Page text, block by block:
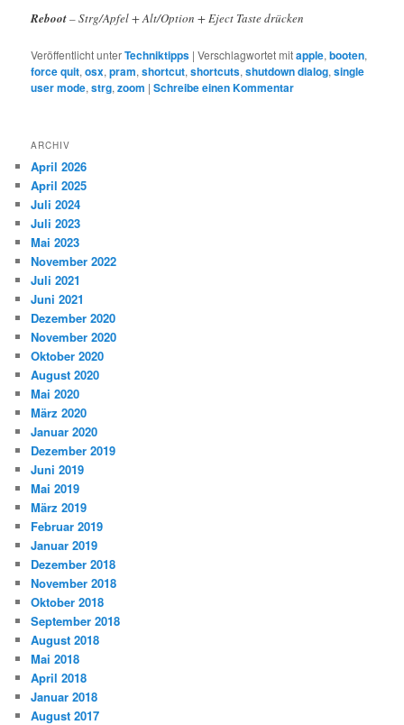
Reboot– Strg/Apfel + Alt/Option + Eject Taste drücken
Veröffentlicht unterTechniktipps |Verschlagwortet mitapple,booten,
force quit,osx,pram,shortcut,shortcuts,shutdown dialog,single
user mode,strg,zoom |Schreibe einen Kommentar
ARCHIV
April 2026
April 2025
Juli 2024
Juli 2023
Mai 2023
November 2022
Juli 2021
Juni 2021
Dezember 2020
November 2020
Oktober 2020
August 2020
Mai 2020
März 2020
Januar 2020
Dezember 2019
Juni 2019
Mai 2019
März 2019
Februar 2019
Januar 2019
Dezember 2018
November 2018
Oktober 2018
September 2018
August 2018
Mai 2018
April 2018
Januar 2018
August 2017